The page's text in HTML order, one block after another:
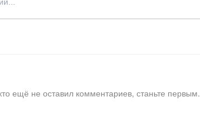
ещё не оставил комментариев, станьте первым.